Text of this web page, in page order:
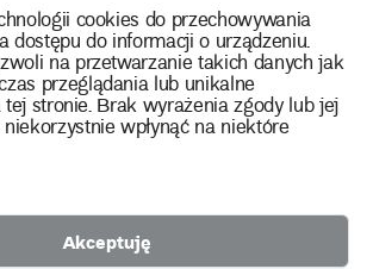
cookies do przechowywania
dostępu do informacji o urządzeniu.
na przetwarzanie takich danych jak
przeglądania lub unikalne
stronie. Brak wyrażenia zgody lub jej
wpłynąć na niektóre
Akceptuję
youtube
tiktok
Narodowe we Wrocławiu